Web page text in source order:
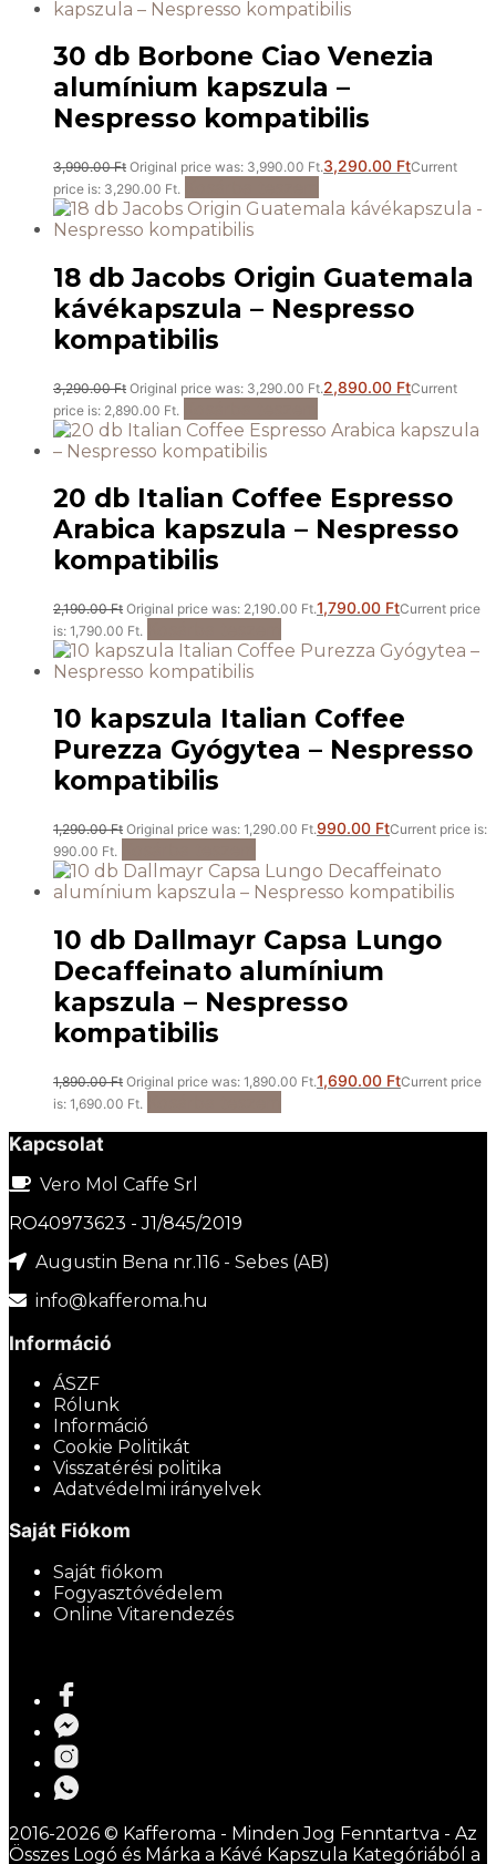
30 db Borbone Ciao Venezia
alumínium kapszula –
Nespresso kompatibilis
3,990.00Ft Original price was: 3,990.00 Ft.3,290.00 FtCurrent
price is: 3,290.00 Ft.
18 db Jacobs Origin Guatemala
kávékapszula – Nespresso
kompatibilis
3,290.00Ft Original price was: 3,290.00 Ft.2,890.00 FtCurrent
price is: 2,890.00 Ft.
20 db Italian Coffee Espresso
Arabica kapszula – Nespresso
kompatibilis
2,190.00Ft Original price was: 2,190.00 Ft.1,790.00 FtCurrent price
is: 1,790.00 Ft.
10 kapszula Italian Coffee
Purezza Gyógytea – Nespresso
kompatibilis
1,290.00Ft Original price was: 1,290.00 Ft.990.00 FtCurrent price is:
990.00 Ft.
10 db Dallmayr Capsa Lungo
Decaffeinato alumínium
kapszula – Nespresso
kompatibilis
1,890.00Ft Original price was: 1,890.00 Ft.1,690.00 FtCurrent price
is: 1,690.00 Ft.
Kapcsolat
Vero Mol Caffe Srl
RO40973623 - J1/845/2019
Augustin Bena nr.116 - Sebes (AB)
info@kafferoma.hu
Információ
ÁSZF
Rólunk
Információ
Cookie Politikát
Visszatérési politika
Adatvédelmi irányelvek
Saját Fiókom
Saját fiókom
Fogyasztóvédelem
Online Vitarendezés
2016-2026 © Kafferoma - Minden Jog Fenntartva - Az
Összes Logó és Márka a Kávé Kapszula Kategóriából a